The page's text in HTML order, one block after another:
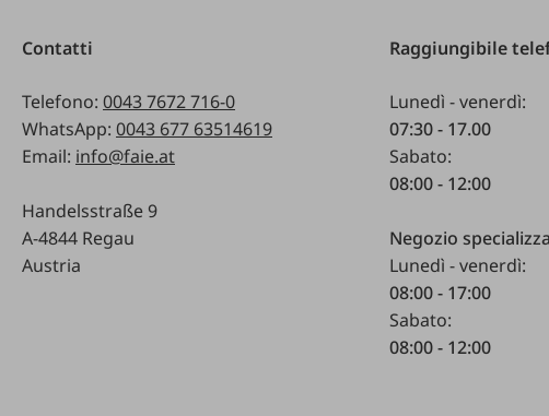
Contatti
Telefono: 0043 7672 716-0
WhatsApp: 0043 677 63514619
Email: info@faie.at
Handelsstraße 9
A-4844 Regau
Austria
Raggiungibile
Lunedì - venerdì:
07:30 - 17.00
Sabato:
08:00 - 12:00
Negozio
Lunedì - venerdì:
08:00 - 17:00
Sabato:
08:00 - 12:00